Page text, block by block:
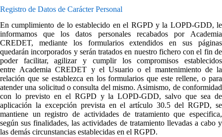
Registro de Datos de Carácter Personal
En cumplimiento de lo establecido en el RGPD y la LOPD-GDD, le
informamos que los datos personales recabados por Academia
CREDET, mediante los formularios extendidos en sus páginas
quedarán incorporados y serán tratados en nuestro fichero con el fin de
poder facilitar, agilizar y cumplir los compromisos establecidos
entre Academia CREDET y el Usuario o el mantenimiento de la
relación que se establezca en los formularios que este rellene, o para
atender una solicitud o consulta del mismo. Asimismo, de conformidad
con lo previsto en el RGPD y la LOPD-GDD, salvo que sea de
aplicación la excepción prevista en el artículo 30.5 del RGPD, se
mantiene un registro de actividades de tratamiento que especifica,
según sus finalidades, las actividades de tratamiento llevadas a cabo y
las demás circunstancias establecidas en el RGPD.